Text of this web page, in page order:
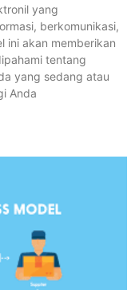
yang
berkomunikasi,
ini akan memberikan
tentang
yang sedang atau
Anda